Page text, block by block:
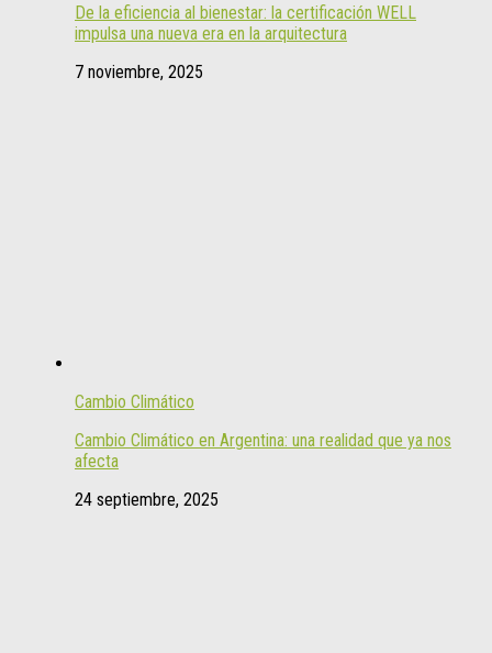
De la eficiencia al bienestar: la certificación WELL
impulsa una nueva era en la arquitectura
7 noviembre, 2025
Cambio Climático
Cambio Climático en Argentina: una realidad que ya nos
afecta
24 septiembre, 2025